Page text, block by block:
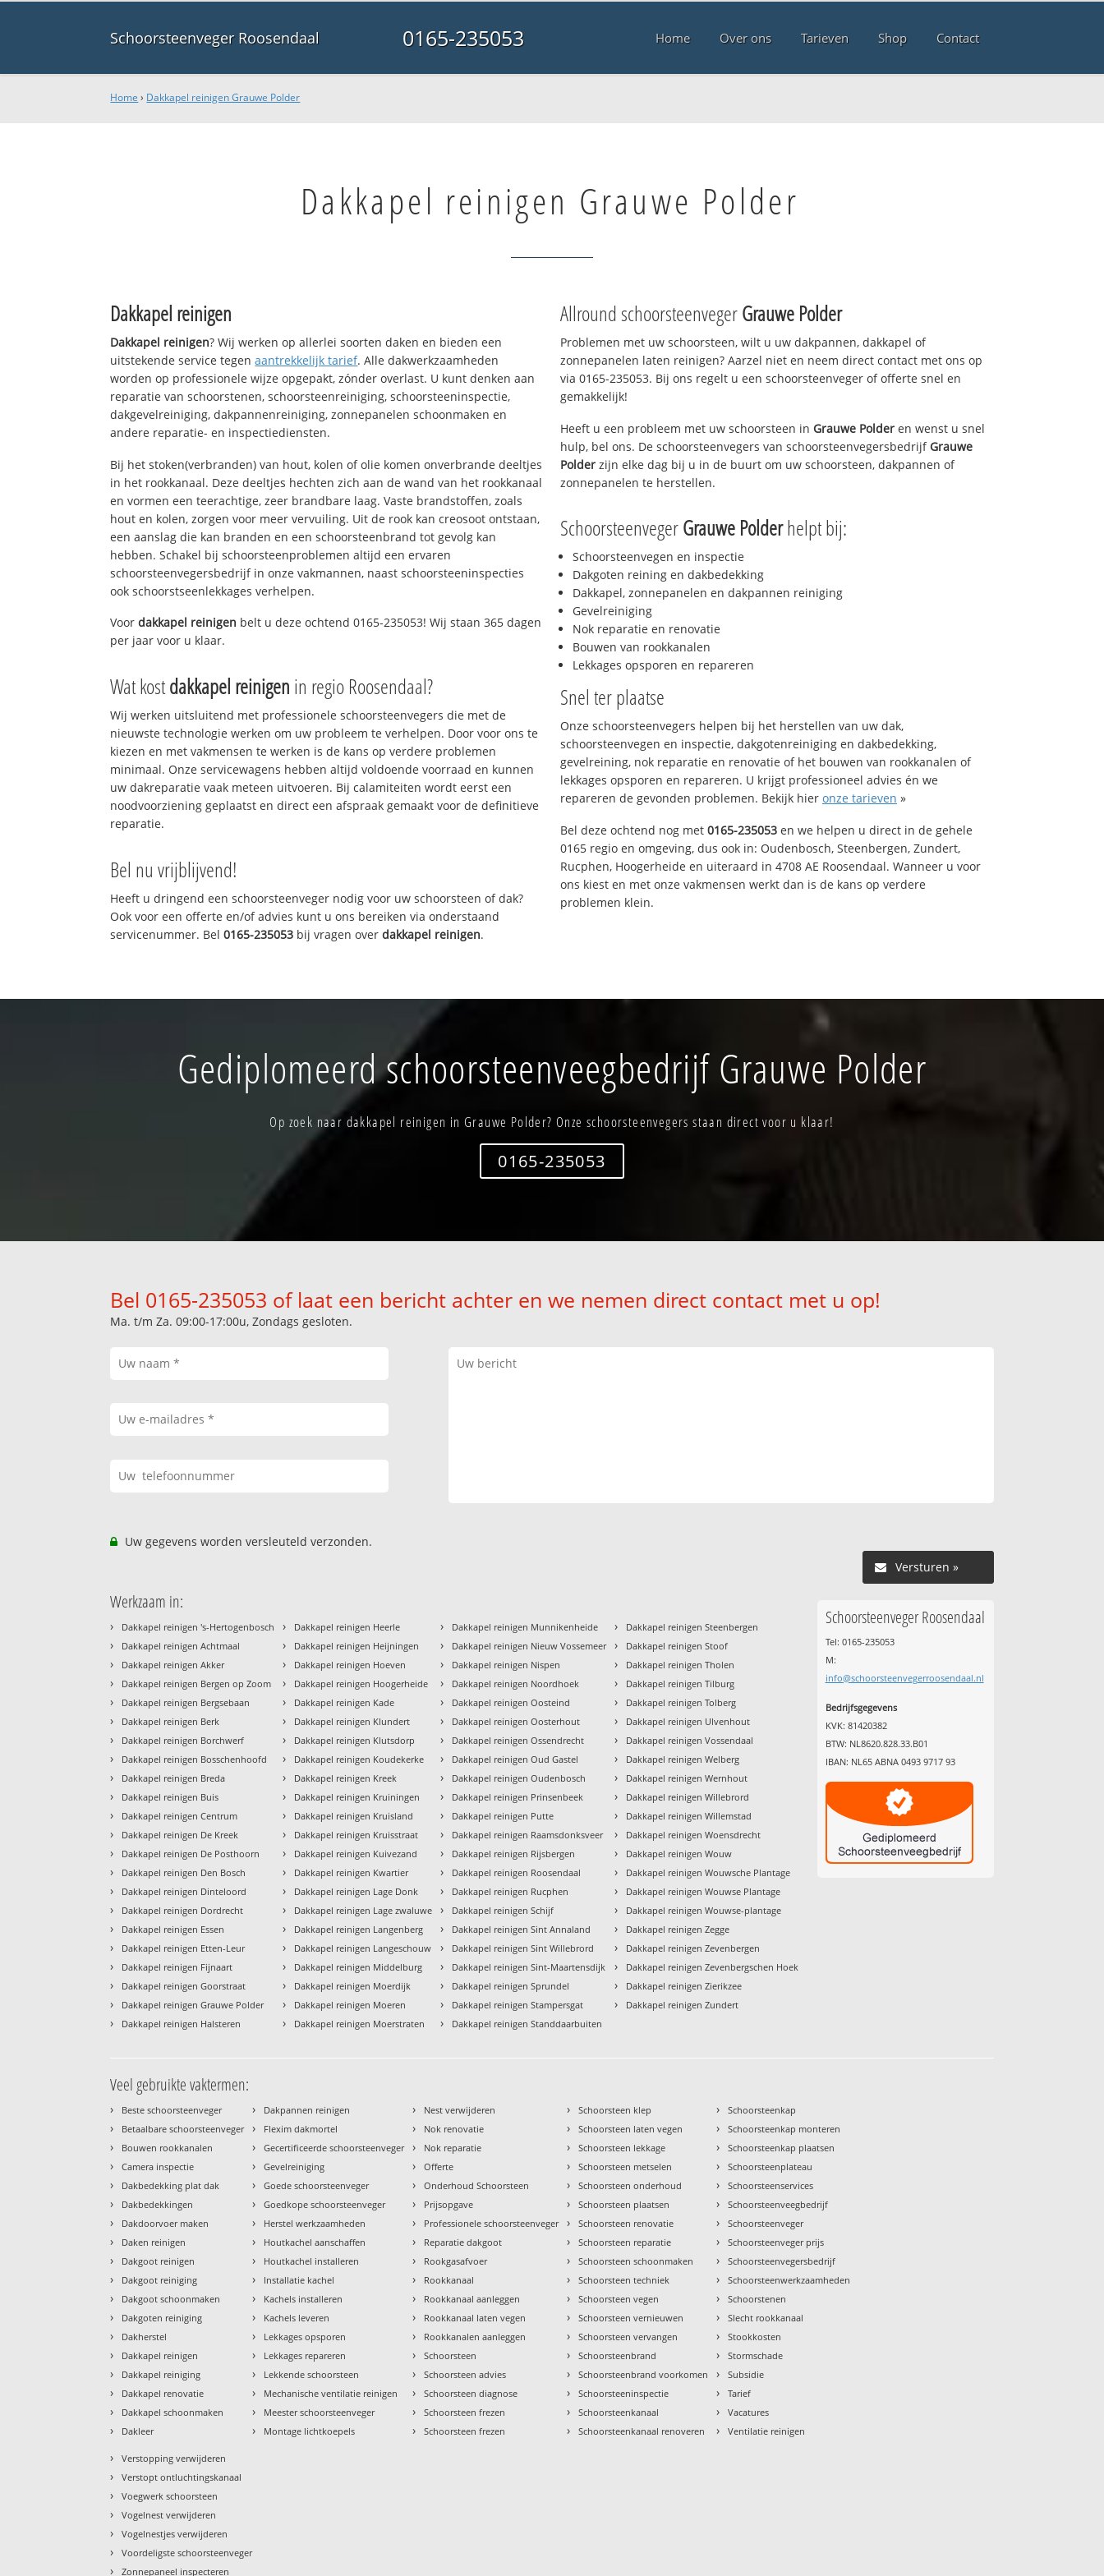
Schoorsteenveger Roosendaal 0165-235053 Home Over ons Tarieven Shop Contact
Home › Dakkapel reinigen Grauwe Polder
Dakkapel reinigen Grauwe Polder
Dakkapel reinigen
Dakkapel reinigen? Wij werken op allerlei soorten daken en bieden een
uitstekende service tegenaantrekkelijk tarief. Alle dakwerkzaamheden
worden op professionele wijze opgepakt, zónder overlast. U kunt denken aan
reparatie van schoorstenen, schoorsteenreiniging, schoorsteeninspectie,
dakgevelreiniging, dakpannenreiniging, zonnepanelen schoonmaken en
andere reparatie- en inspectiediensten.
Bij het stoken(verbranden) van hout, kolen of olie komen onverbrande deeltjes
in het rookkanaal. Deze deeltjes hechten zich aan de wand van het rookkanaal
en vormen een teerachtige, zeer brandbare laag. Vaste brandstoffen, zoals
hout en kolen, zorgen voor meer vervuiling. Uit de rook kan creosoot ontstaan,
een aanslag die kan branden en een schoorsteenbrand tot gevolg kan
hebben. Schakel bij schoorsteenproblemen altijd een ervaren
schoorsteenvegersbedrijf in onze vakmannen, naast schoorsteeninspecties
ook schoorstseenlekkages verhelpen.
Voordakkapel reinigen belt u deze ochtend 0165-235053! Wij staan 365 dagen
per jaar voor u klaar.
Wat kostdakkapel reinigen in regio Roosendaal?
Wij werken uitsluitend met professionele schoorsteenvegers die met de
nieuwste technologie werken om uw probleem te verhelpen. Door voor ons te
kiezen en met vakmensen te werken is de kans op verdere problemen
minimaal. Onze servicewagens hebben altijd voldoende voorraad en kunnen
uw dakreparatie vaak meteen uitvoeren. Bij calamiteiten wordt eerst een
noodvoorziening geplaatst en direct een afspraak gemaakt voor de definitieve
reparatie.
Bel nu vrijblijvend!
Heeft u dringend een schoorsteenveger nodig voor uw schoorsteen of dak?
Ook voor een offerte en/of advies kunt u ons bereiken via onderstaand
servicenummer. Bel0165-235053 bij vragen overdakkapel reinigen.
Allround schoorsteenvegerGrauwe Polder
Problemen met uw schoorsteen, wilt u uw dakpannen, dakkapel of
zonnepanelen laten reinigen? Aarzel niet en neem direct contact met ons op
via 0165-235053. Bij ons regelt u een schoorsteenveger of offerte snel en
gemakkelijk!
Heeft u een probleem met uw schoorsteen in Grauwe Polder en wenst u snel
hulp, bel ons. De schoorsteenvegers van schoorsteenvegersbedrijf Grauwe
Polder zijn elke dag bij u in de buurt om uw schoorsteen, dakpannen of
zonnepanelen te herstellen.
SchoorsteenvegerGrauwe Polderhelpt bij:
Schoorsteenvegen en inspectie
Dakgoten reining en dakbedekking
Dakkapel, zonnepanelen en dakpannen reiniging
Gevelreiniging
Nok reparatie en renovatie
Bouwen van rookkanalen
Lekkages opsporen en repareren
Snel ter plaatse
Onze schoorsteenvegers helpen bij het herstellen van uw dak,
schoorsteenvegen en inspectie, dakgotenreiniging en dakbedekking,
gevelreining, nok reparatie en renovatie of het bouwen van rookkanalen of
lekkages opsporen en repareren. U krijgt professioneel advies én we
repareren de gevonden problemen. Bekijk hier onze tarieven »
Bel deze ochtend nog met 0165-235053 en we helpen u direct in de gehele
0165 regio en omgeving, dus ook in: Oudenbosch, Steenbergen, Zundert,
Rucphen, Hoogerheide en uiteraard in 4708 AE Roosendaal. Wanneer u voor
ons kiest en met onze vakmensen werkt dan is de kans op verdere
problemen klein.
Gediplomeerd schoorsteenveegbedrijf Grauwe Polder
Op zoek naar dakkapel reinigen in Grauwe Polder? Onze schoorsteenvegers staan direct voor u klaar!
0165-235053
Bel 0165-235053 of laat een bericht achter en we nemen direct contact met u op!
Ma. t/m Za. 09:00-17:00u, Zondags gesloten.
Uw gegevens worden versleuteld verzonden.
Versturen »
Werkzaam in:
› Dakkapel reinigen 's-Hertogenbosch
› Dakkapel reinigen Achtmaal
› Dakkapel reinigen Akker
› Dakkapel reinigen Bergen op Zoom
› Dakkapel reinigen Bergsebaan
› Dakkapel reinigen Berk
› Dakkapel reinigen Borchwerf
› Dakkapel reinigen Bosschenhoofd
› Dakkapel reinigen Breda
› Dakkapel reinigen Buis
› Dakkapel reinigen Centrum
› Dakkapel reinigen De Kreek
› Dakkapel reinigen De Posthoorn
› Dakkapel reinigen Den Bosch
› Dakkapel reinigen Dinteloord
› Dakkapel reinigen Dordrecht
› Dakkapel reinigen Essen
› Dakkapel reinigen Etten-Leur
› Dakkapel reinigen Fijnaart
› Dakkapel reinigen Goorstraat
› Dakkapel reinigen Grauwe Polder
› Dakkapel reinigen Halsteren
› Dakkapel reinigen Heerle
› Dakkapel reinigen Heijningen
› Dakkapel reinigen Hoeven
› Dakkapel reinigen Hoogerheide
› Dakkapel reinigen Kade
› Dakkapel reinigen Klundert
› Dakkapel reinigen Klutsdorp
› Dakkapel reinigen Koudekerke
› Dakkapel reinigen Kreek
› Dakkapel reinigen Kruiningen
› Dakkapel reinigen Kruisland
› Dakkapel reinigen Kruisstraat
› Dakkapel reinigen Kuivezand
› Dakkapel reinigen Kwartier
› Dakkapel reinigen Lage Donk
› Dakkapel reinigen Lage zwaluwe
› Dakkapel reinigen Langenberg
› Dakkapel reinigen Langeschouw
› Dakkapel reinigen Middelburg
› Dakkapel reinigen Moerdijk
› Dakkapel reinigen Moeren
› Dakkapel reinigen Moerstraten
› Dakkapel reinigen Munnikenheide
› Dakkapel reinigen Nieuw Vossemeer
› Dakkapel reinigen Nispen
› Dakkapel reinigen Noordhoek
› Dakkapel reinigen Oosteind
› Dakkapel reinigen Oosterhout
› Dakkapel reinigen Ossendrecht
› Dakkapel reinigen Oud Gastel
› Dakkapel reinigen Oudenbosch
› Dakkapel reinigen Prinsenbeek
› Dakkapel reinigen Putte
› Dakkapel reinigen Raamsdonksveer
› Dakkapel reinigen Rijsbergen
› Dakkapel reinigen Roosendaal
› Dakkapel reinigen Rucphen
› Dakkapel reinigen Schijf
› Dakkapel reinigen Sint Annaland
› Dakkapel reinigen Sint Willebrord
› Dakkapel reinigen Sint-Maartensdijk
› Dakkapel reinigen Sprundel
› Dakkapel reinigen Stampersgat
› Dakkapel reinigen Standdaarbuiten
› Dakkapel reinigen Steenbergen
› Dakkapel reinigen Stoof
› Dakkapel reinigen Tholen
› Dakkapel reinigen Tilburg
› Dakkapel reinigen Tolberg
› Dakkapel reinigen Ulvenhout
› Dakkapel reinigen Vossendaal
› Dakkapel reinigen Welberg
› Dakkapel reinigen Wernhout
› Dakkapel reinigen Willebrord
› Dakkapel reinigen Willemstad
› Dakkapel reinigen Woensdrecht
› Dakkapel reinigen Wouw
› Dakkapel reinigen Wouwsche Plantage
› Dakkapel reinigen Wouwse Plantage
› Dakkapel reinigen Wouwse-plantage
› Dakkapel reinigen Zegge
› Dakkapel reinigen Zevenbergen
› Dakkapel reinigen Zevenbergschen Hoek
› Dakkapel reinigen Zierikzee
› Dakkapel reinigen Zundert
Schoorsteenveger Roosendaal
Tel: 0165-235053
M:
info@schoorsteenvegerroosendaal.nl
Bedrijfsgegevens
KVK: 81420382
BTW: NL8620.828.33.B01
IBAN: NL65 ABNA 0493 9717 93
Veel gebruikte vaktermen:
› Beste schoorsteenveger
› Betaalbare schoorsteenveger
› Bouwen rookkanalen
› Camera inspectie
› Dakbedekking plat dak
› Dakbedekkingen
› Dakdoorvoer maken
› Daken reinigen
› Dakgoot reinigen
› Dakgoot reiniging
› Dakgoot schoonmaken
› Dakgoten reiniging
› Dakherstel
› Dakkapel reinigen
› Dakkapel reiniging
› Dakkapel renovatie
› Dakkapel schoonmaken
› Dakleer
› Dakpannen reinigen
› Flexim dakmortel
› Gecertificeerde schoorsteenveger
› Gevelreiniging
› Goede schoorsteenveger
› Goedkope schoorsteenveger
› Herstel werkzaamheden
› Houtkachel aanschaffen
› Houtkachel installeren
› Installatie kachel
› Kachels installeren
› Kachels leveren
› Lekkages opsporen
› Lekkages repareren
› Lekkende schoorsteen
› Mechanische ventilatie reinigen
› Meester schoorsteenveger
› Montage lichtkoepels
› Nest verwijderen
› Nok renovatie
› Nok reparatie
› Offerte
› Onderhoud Schoorsteen
› Prijsopgave
› Professionele schoorsteenveger
› Reparatie dakgoot
› Rookgasafvoer
› Rookkanaal
› Rookkanaal aanleggen
› Rookkanaal laten vegen
› Rookkanalen aanleggen
› Schoorsteen
› Schoorsteen advies
› Schoorsteen diagnose
› Schoorsteen frezen
› Schoorsteen frezen
› Schoorsteen klep
› Schoorsteen laten vegen
› Schoorsteen lekkage
› Schoorsteen metselen
› Schoorsteen onderhoud
› Schoorsteen plaatsen
› Schoorsteen renovatie
› Schoorsteen reparatie
› Schoorsteen schoonmaken
› Schoorsteen techniek
› Schoorsteen vegen
› Schoorsteen vernieuwen
› Schoorsteen vervangen
› Schoorsteenbrand
› Schoorsteenbrand voorkomen
› Schoorsteeninspectie
› Schoorsteenkanaal
› Schoorsteenkanaal renoveren
› Schoorsteenkap
› Schoorsteenkap monteren
› Schoorsteenkap plaatsen
› Schoorsteenplateau
› Schoorsteenservices
› Schoorsteenveegbedrijf
› Schoorsteenveger
› Schoorsteenveger prijs
› Schoorsteenvegersbedrijf
› Schoorsteenwerkzaamheden
› Schoorstenen
› Slecht rookkanaal
› Stookkosten
› Stormschade
› Subsidie
› Tarief
› Vacatures
› Ventilatie reinigen
› Verstopping verwijderen
› Verstopt ontluchtingskanaal
› Voegwerk schoorsteen
› Vogelnest verwijderen
› Vogelnestjes verwijderen
› Voordeligste schoorsteenveger
› Zonnepaneel inspecteren